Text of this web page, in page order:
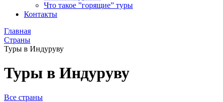
Что такое ”горящие” туры
Контакты
Главная
Страны
Туры в Индуруву
Туры в Индуруву
Все страны